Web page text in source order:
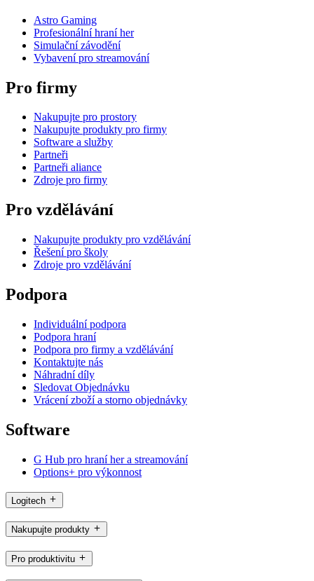
Astro Gaming
Profesionální hraní her
Simulační závodění
Vybavení pro streamování
Pro firmy
Nakupujte pro prostory
Nakupujte produkty pro firmy
Software a služby
Partneři
Partneři aliance
Zdroje pro firmy
Pro vzdělávání
Nakupujte produkty pro vzdělávání
Řešení pro školy
Zdroje pro vzdělávání
Podpora
Individuální podpora
Podpora hraní
Podpora pro firmy a vzdělávání
Kontaktujte nás
Náhradní díly
Sledovat Objednávku
Vrácení zboží a storno objednávky
Software
G Hub pro hraní her a streamování
Options+ pro výkonnost
Logitech
Nakupujte produkty
Pro produktivitu